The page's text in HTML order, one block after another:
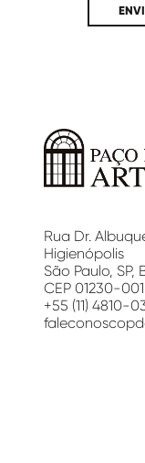
Artes
Rua Dr.
Higienópolis
São Paulo, SP,
CEP 01230-001
+55 (11) 4810-